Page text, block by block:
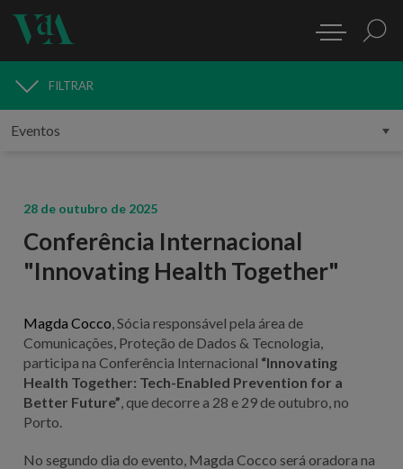
MEDIA
FILTRAR
28 de outubro de 2025
Conferência Internacional
"Innovating Health Together"
Magda Cocco , Sócia responsável pela área de
Comunicações, Proteção de Dados & Tecnologia,
participa na Conferência Internacional “Innovating
Health Together: Tech-Enabled Prevention for a
Better Future” , que decorre a 28 e 29 de outubro, no
Porto.
No segundo dia do evento, Magda Cocco será oradora na